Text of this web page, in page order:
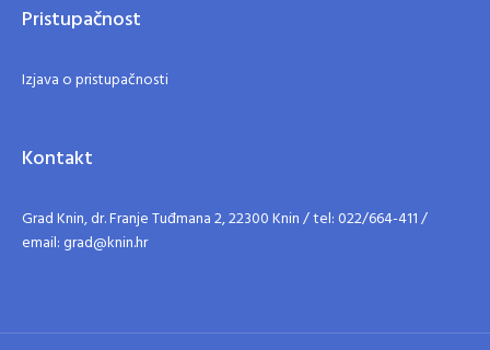
Pristupačnost
Izjava o pristupačnosti
Kontakt
Grad Knin, dr. Franje Tuđmana 2, 22300 Knin / tel: 022/664-411 /
email: grad@knin.hr